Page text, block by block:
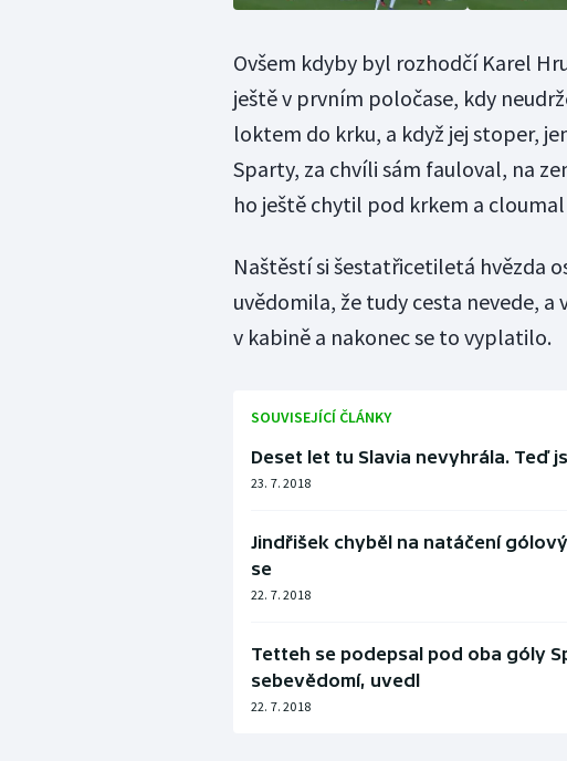
Ovšem kdyby byl rozhodčí Karel
ještě v prvním poločase, kdy
loktem do krku, a když jej stoper,
Sparty, za chvíli sám fauloval, na
ho ještě chytil pod krkem a
Naštěstí si šestatřicetiletá hvězda
uvědomila, že tudy cesta nevede,
v kabině a nakonec se to vyplatilo.
SOUVISEJÍCÍ ČLÁNKY
Deset let tu Slavia nevyhrála. Teď
23. 7. 2018
Jindřišek chyběl na natáčení
se
22. 7. 2018
Tetteh se podepsal pod oba góly
sebevědomí, uvedl
22. 7. 2018